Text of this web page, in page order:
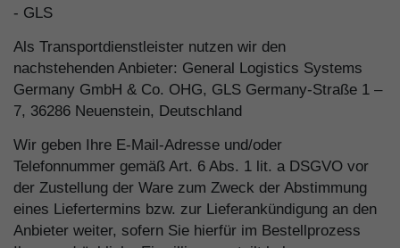
- GLS
Als Transportdienstleister nutzen wir den
nachstehenden Anbieter: General Logistics Systems
Germany GmbH & Co. OHG, GLS Germany-Straße 1 –
7, 36286 Neuenstein, Deutschland
Wir geben Ihre E-Mail-Adresse und/oder
Telefonnummer gemäß Art. 6 Abs. 1 lit. a DSGVO vor
der Zustellung der Ware zum Zweck der Abstimmung
eines Liefertermins bzw. zur Lieferankündigung an den
Anbieter weiter, sofern Sie hierfür im Bestellprozess